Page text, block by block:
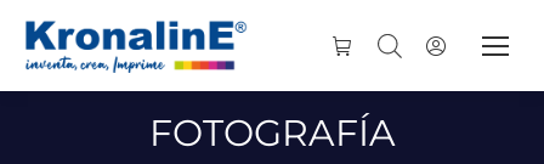
FOTOGRAFÍA